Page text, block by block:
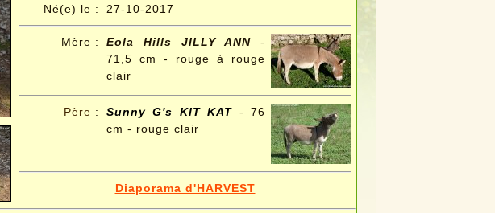
Né(e) le :
27-10-2017
Mère : Eola Hills JILLY ANN -
71,5 cm - rouge à rouge
clair
Père : Sunny G's KIT KAT - 76
cm - rouge clair
Diaporama d'HARVEST